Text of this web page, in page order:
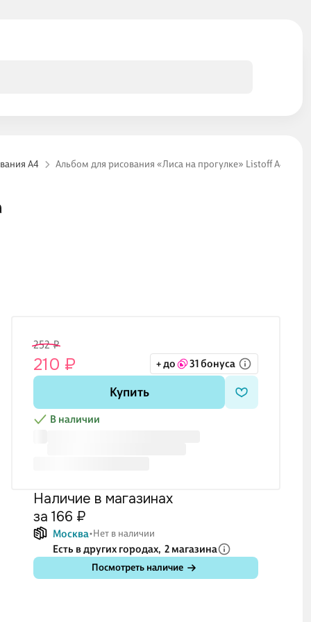
А4 Альбом для рисования «Лиса на прогулке» Listoff А4, 40
252 ₽
210 ₽ + до 31 бонуса
Купить
В наличии
Наличие в магазинах
за 166 ₽
Москва Нет в наличии
Есть в других городах, 2 магазина
Посмотреть наличие